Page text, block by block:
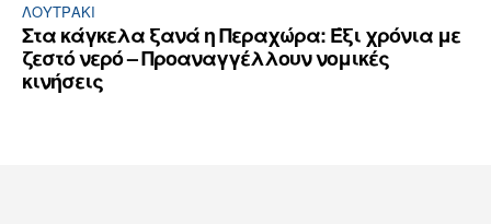
ΛΟΥΤΡΆΚΙ
Στα κάγκελα ξανά η Περαχώρα: Έξι χρόνια με
ζεστό νερό – Προαναγγέλλουν νομικές
κινήσεις